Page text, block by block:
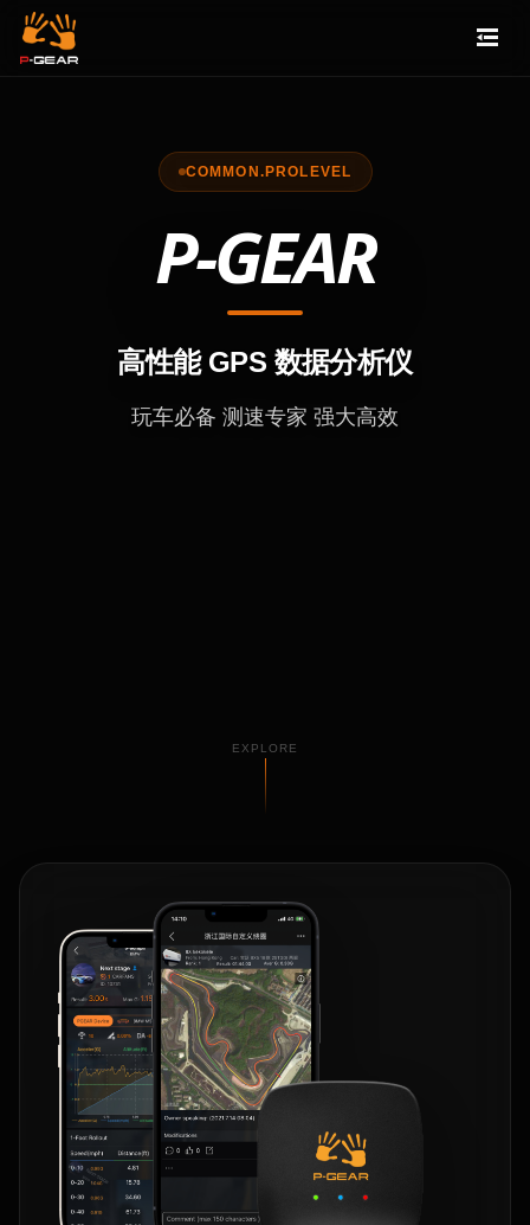
COMMON.PROLEVEL
P-GEAR
高性能 GPS 数据分析仪
玩车必备 测速专家 强大高效
EXPLORE